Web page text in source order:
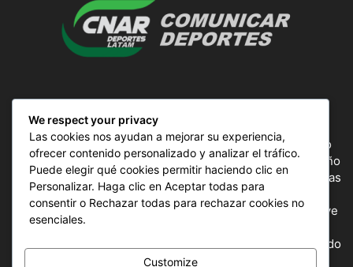
ComunicAr Deportes es un proyecto de noticias creado
por el director y Productor argentino Ale Gordillo en el año
2018, perteneciente a CnAr Latam y MS Interactiva noticias
deportivas de todo el continente latinoamericano y el
mundo, todos los deportes en un solo sitio, donde se vive
la pasión por esta actividad, nuestros periodistas
capacitados para mostrar la información precisa del mundo
deportivo.
We respect your privacy
Las cookies nos ayudan a mejorar su experiencia,
ofrecer contenido personalizado y analizar el tráfico.
Puede elegir qué cookies permitir haciendo clic en
Personalizar. Haga clic en Aceptar todas para
consentir o Rechazar todas para rechazar cookies no
esenciales.
Customize